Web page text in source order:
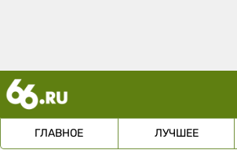
ГЛАВНОЕ ЛУЧШЕЕ